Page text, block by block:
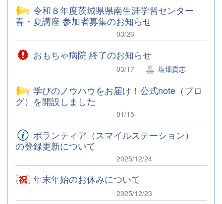
令和８年度茨城県県南生涯学習センター
春・夏講座 参加者募集のお知らせ
03/26
おもちゃ病院 終了のお知らせ
03/17 塩畑貴志
学びのノウハウをお届け！公式note（ブロ
グ）を開設しました
01/15
ボランティア（スマイルステーション）
の登録更新について
2025/12/24
年末年始のお休みについて
2025/12/23